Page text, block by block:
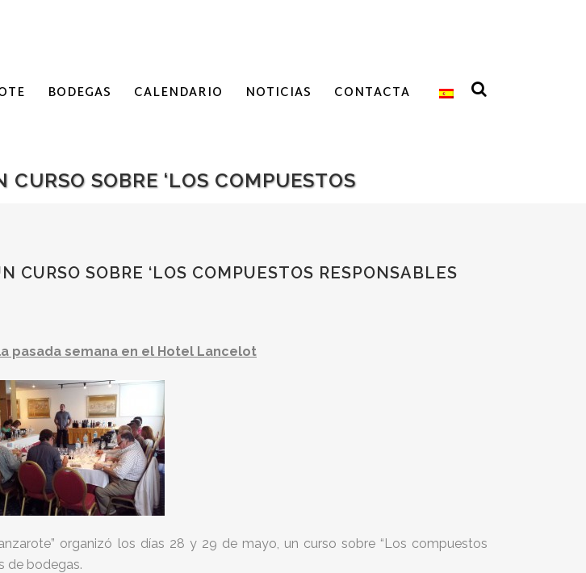
BODEGAS CALENDARIO NOTICIAS CONTACTA
SOBRE ‘LOS COMPUESTOS
CURSO SOBRE ‘LOS COMPUESTOS RESPONSABLES
pasada semana en el Hotel Lancelot
organizó los días 28 y 29 de mayo, un curso sobre “Los compuestos
de bodegas.